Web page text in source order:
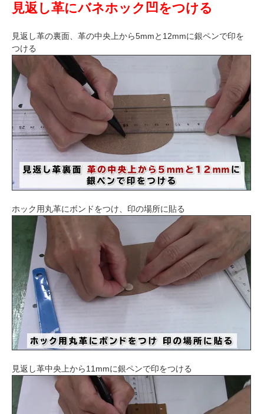
見返し革にバネホック凹をつける
見返し革の裏面、革の中央上から5mmと12mmに銀ペンで印を
つける
ホック用丸革にボンドをつけ、印の場所に貼る
見返し革中央上から11mmに銀ペンで印をつける